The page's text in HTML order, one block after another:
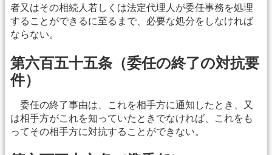
者又はその相続人若しくは法定代理人が委任事務を処理
することができるに至るまで、必要な処分をしなければ
ならない。
第六百五十五条（委任の終了の対抗要
件）
委任の終了事由は、これを相手方に通知したとき、又
は相手方がこれを知っていたときでなければ、これをも
ってその相手方に対抗することができない。